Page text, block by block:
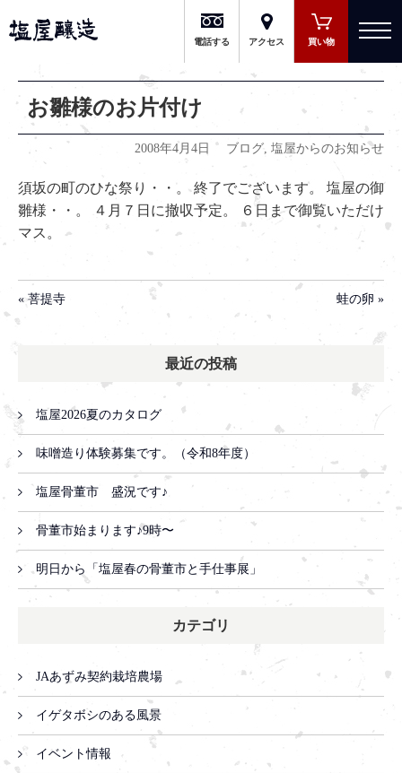
有限会社 塩屋醸造
電話する アクセス 買い物
お雛様のお片付け
2008年4月4日 ブログ, 塩屋からのお知らせ
須坂の町のひな祭り・・。 終了でございます。 塩屋の御
雛様・・。 ４月７日に撤収予定。 ６日まで御覧いただけ
マス。
« 菩提寺 蛙の卵 »
最近の投稿
塩屋2026夏のカタログ
味噌造り体験募集です。（令和8年度）
塩屋骨董市 盛況です♪
骨董市始まります♪9時〜
明日から「塩屋春の骨董市と手仕事展」
カテゴリ
JAあずみ契約栽培農場
イゲタボシのある風景
イベント情報